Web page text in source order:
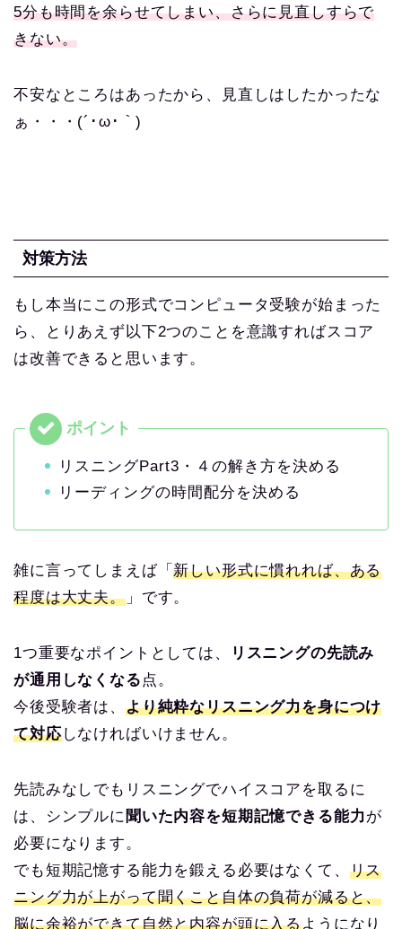
5分も時間を余らせてしまい、さらに見直しすらで
きない。
不安なところはあったから、見直しはしたかったな
ぁ・・・(´･ω･｀)
対策方法
もし本当にこの形式でコンピュータ受験が始まった
ら、とりあえず以下2つのことを意識すればスコア
は改善できると思います。
リスニングPart3・４の解き方を決める
リーディングの時間配分を決める
雑に言ってしまえば「新しい形式に慣れれば、ある
程度は大丈夫。」です。
1つ重要なポイントとしては、
リスニングの先読み
が通用しなくなる 点。
今後受験者は、 より純粋なリスニング力を身につけ
て対応しなければいけません。
先読みなしでもリスニングでハイスコアを取るに
は、シンプルに 聞いた内容を短期記憶できる能力が
必要になります。
でも短期記憶する能力を鍛える必要はなくて、 リス
ニング力が上がって聞くこと自体の負荷が減ると、
脳に余裕ができて自然と内容が頭に入るようになり